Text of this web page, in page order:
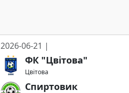
2026-06-21 |
ФК "Цвітова"
Цвітова
Спиртовик